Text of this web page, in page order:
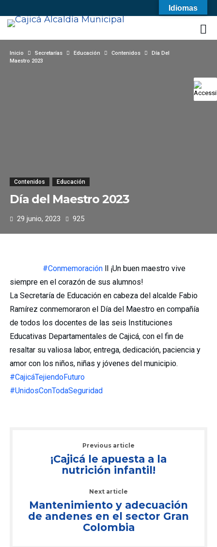
Inicio Secretarías Educación Contenidos
Día Del
Maestro 2023
Contenidos Educación
Día del Maestro 2023
29 junio, 2023 925
#Conmemoración ll ¡Un buen maestro vive
siempre en el corazón de sus alumnos!
La Secretaría de Educación en cabeza del alcalde Fabio
Ramírez conmemoraron el Día del Maestro en compañía
de todos los docentes de las seis Instituciones
Educativas Departamentales de Cajicá, con el fin de
resaltar su valiosa labor, entrega, dedicación, paciencia y
amor con los niños, niñas y jóvenes del municipio.
#CajicáTejiendoFuturo
#UnidosConTodaSeguridad
Previous article
¡Cajicá le apuesta a la
nutrición infantil!
Next article
Mantenimiento y adecuación
de andenes en el sector Gran
Colombia
Idiomas